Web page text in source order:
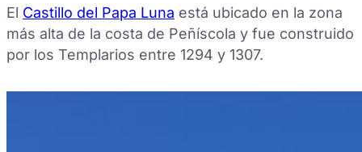
El Castillo del Papa Luna está ubicado en la zona
más alta de la costa de Peñíscola y fue construido
por los Templarios entre 1294 y 1307.